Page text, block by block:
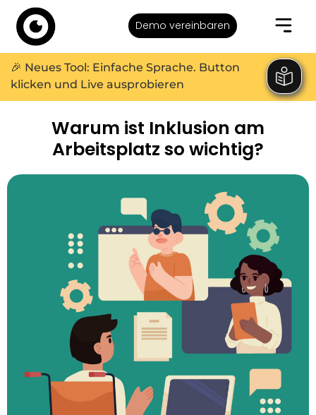
Demo vereinbaren
🎉 Neues Tool: Einfache Sprache. Button
klicken und Live ausprobieren
Warum ist Inklusion am
Arbeitsplatz so wichtig?